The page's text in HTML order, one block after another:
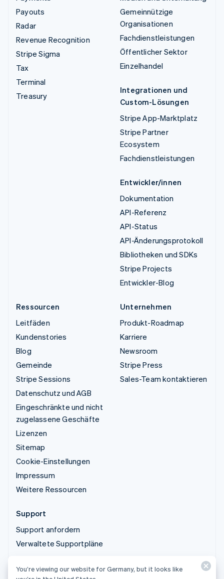
Payouts
Radar
Revenue Recognition
Stripe Sigma
Tax
Terminal
Treasury
Gemeinnützige
Organisationen
Fachdienstleistungen
Öffentlicher Sektor
Einzelhandel
Integrationen und
Custom-Lösungen
Stripe App-Marktplatz
Stripe Partner
Ecosystem
Fachdienstleistungen
Entwickler/innen
Dokumentation
API-Referenz
API-Status
API-Änderungsprotokoll
Bibliotheken und SDKs
Stripe Projects
Entwickler-Blog
Ressourcen
Leitfäden
Kundenstories
Blog
Gemeinde
Stripe Sessions
Datenschutz und AGB
Eingeschränkte und nicht
zugelassene Geschäfte
Lizenzen
Sitemap
Cookie-Einstellungen
Impressum
Weitere Ressourcen
Unternehmen
Produkt-Roadmap
Karriere
Newsroom
Stripe Press
Sales-Team kontaktieren
Support
Support anfordern
Verwaltete Supportpläne
© 2026 Stripe, LLC
You’re viewing our website for Germany, but it looks like